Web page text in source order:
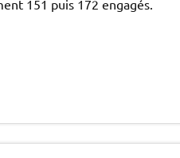
151 puis 172 engagés.